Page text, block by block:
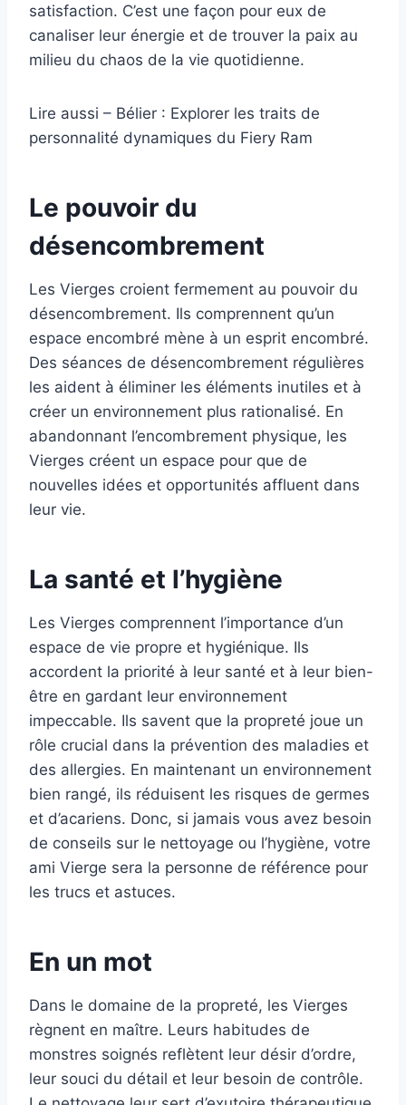
satisfaction. C’est une façon pour eux de
canaliser leur énergie et de trouver la paix au
milieu du chaos de la vie quotidienne.
Lire aussi – Bélier : Explorer les traits de
personnalité dynamiques du Fiery Ram
Le pouvoir du
désencombrement
Les Vierges croient fermement au pouvoir du
désencombrement. Ils comprennent qu’un
espace encombré mène à un esprit encombré.
Des séances de désencombrement régulières
les aident à éliminer les éléments inutiles et à
créer un environnement plus rationalisé. En
abandonnant l’encombrement physique, les
Vierges créent un espace pour que de
nouvelles idées et opportunités affluent dans
leur vie.
La santé et l’hygiène
Les Vierges comprennent l’importance d’un
espace de vie propre et hygiénique. Ils
accordent la priorité à leur santé et à leur bien-
être en gardant leur environnement
impeccable. Ils savent que la propreté joue un
rôle crucial dans la prévention des maladies et
des allergies. En maintenant un environnement
bien rangé, ils réduisent les risques de germes
et d’acariens. Donc, si jamais vous avez besoin
de conseils sur le nettoyage ou l’hygiène, votre
ami Vierge sera la personne de référence pour
les trucs et astuces.
En un mot
Dans le domaine de la propreté, les Vierges
règnent en maître. Leurs habitudes de
monstres soignés reflètent leur désir d’ordre,
leur souci du détail et leur besoin de contrôle.